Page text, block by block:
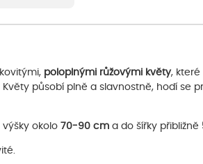
poloplnými růžovými květy, které
působí plně a slavnostně, hodí se
výšky okolo 70-90 cm a do šířky přibližně